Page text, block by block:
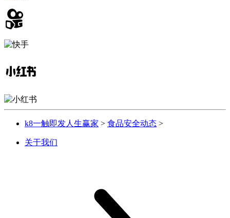
k8一触即发人生赢家 > 食品安全动态 >
关于我们